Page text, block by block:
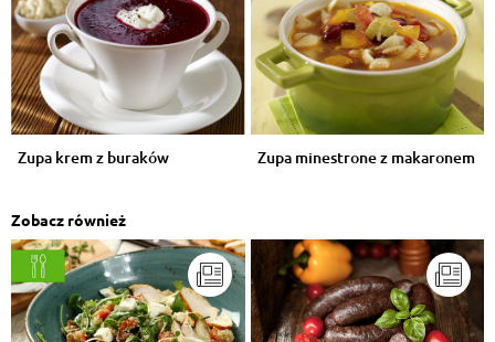
Zupa krem z buraków Zupa minestrone z makaronem
Zobacz również